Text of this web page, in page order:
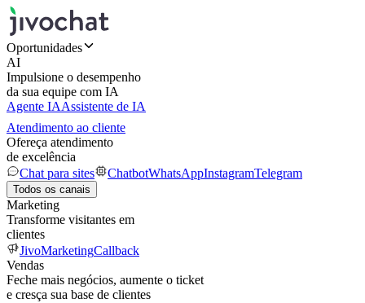
Oportunidades
AI
Impulsione o desempenho
da sua equipe com IA
Agente IAAssistente de IA
Atendimento ao cliente
Ofereça atendimento
de excelência
Chat para sites
ChatbotWhatsAppInstagramTelegram
Todos os canais
Marketing
Transforme visitantes em
clientes
JivoMarketingCallback
Vendas
Feche mais negócios, aumente o ticket
e cresça sua base de clientes